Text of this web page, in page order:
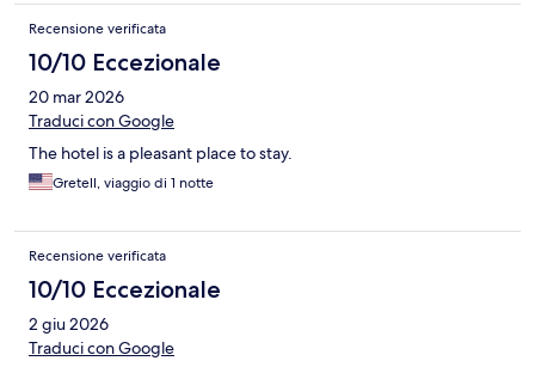
Recensione verificata
10/10 Eccezionale
20 mar 2026
Traduci con Google
The hotel is a pleasant place to stay.
Gretell, viaggio di 1 notte
Recensione verificata
10/10 Eccezionale
2 giu 2026
Traduci con Google